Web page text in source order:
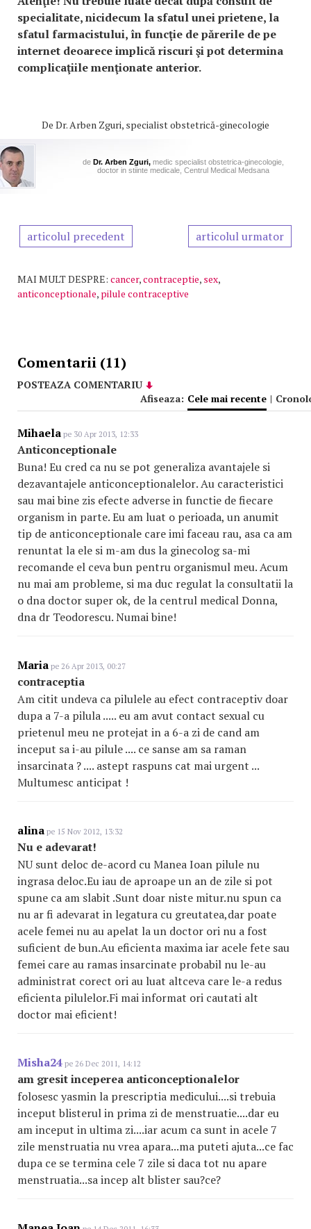
specialitate, nicidecum la sfatul unei prietene, la
sfatul farmacistului, în funcţie de părerile de pe
internet deoarece implică riscuri şi pot determina
complicaţiile menţionate anterior.
De Dr. Arben Zguri, specialist obstetrică-ginecologie
de Dr. Arben Zguri, medic specialist obstetrica-ginecologie,
doctor in stiinte medicale, Centrul Medical Medsana
articolul precedent articolul urmator
MAI MULT DESPRE: cancer,contraceptie, sex,
anticonceptionale, pilule contraceptive
Comentarii (11)
POSTEAZA COMENTARIU
Afiseaza: Cele mai recente |
Mihaela pe 30 Apr 2013, 12:33
Anticonceptionale
Buna! Eu cred ca nu se pot generaliza avantajele si
dezavantajele anticonceptionalelor. Au caracteristici
sau mai bine zis efecte adverse in functie de fiecare
organism in parte. Eu am luat o perioada, un anumit
tip de anticonceptionale care imi faceau rau, asa ca am
renuntat la ele si m-am dus la ginecolog sa-mi
recomande el ceva bun pentru organismul meu. Acum
nu mai am probleme, si ma duc regulat la consultatii la
o dna doctor super ok, de la centrul medical Donna,
dna dr Teodorescu. Numai bine!
Maria pe 26 Apr 2013, 00:27
contraceptia
Am citit undeva ca pilulele au efect contraceptiv doar
dupa a 7-a pilula ..... eu am avut contact sexual cu
prietenul meu ne protejat in a 6-a zi de cand am
inceput sa i-au pilule .... ce sanse am sa raman
insarcinata ? .... astept raspuns cat mai urgent ...
Multumesc anticipat !
alina pe 15 Nov 2012, 13:32
Nu e adevarat!
NU sunt deloc de-acord cu Manea Ioan pilule nu
ingrasa deloc.Eu iau de aproape un an de zile si pot
spune ca am slabit .Sunt doar niste mitur.nu spun ca
nu ar fi adevarat in legatura cu greutatea,dar poate
acele femei nu au apelat la un doctor ori nu a fost
suficient de bun.Au eficienta maxima iar acele fete sau
femei care au ramas insarcinate probabil nu le-au
administrat corect ori au luat altceva care le-a redus
eficienta pilulelor.Fi mai informat ori cautati alt
doctor mai eficient!
Misha24 pe 26 Dec 2011, 14:12
am gresit inceperea anticonceptionalelor
folosesc yasmin la prescriptia medicului....si trebuia
inceput blisterul in prima zi de menstruatie....dar eu
am inceput in ultima zi....iar acum ca sunt in acele 7
zile menstruatia nu vrea apara...ma puteti ajuta...ce fac
dupa ce se termina cele 7 zile si daca tot nu apare
menstruatia...sa incep alt blister sau?ce?